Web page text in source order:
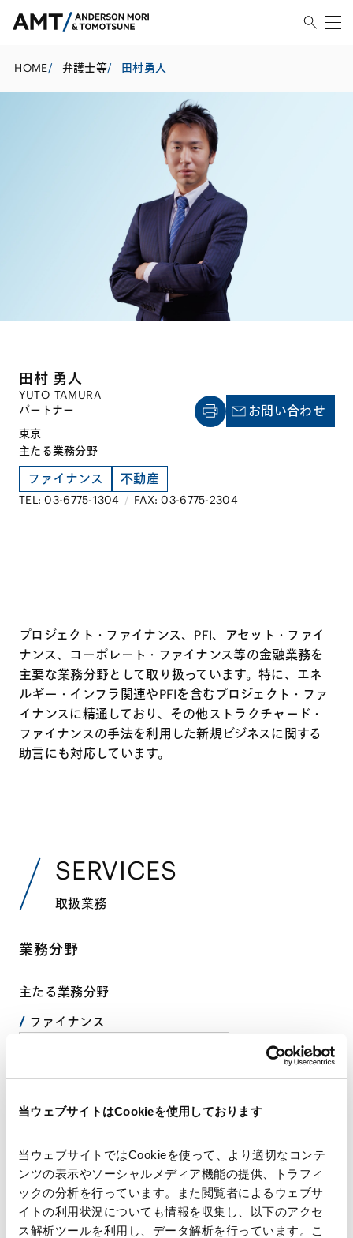
当ウェブサイトはCookieを使用しております
当ウェブサイトではCookieを使って、より適切なコンテ
ンツの表示やソーシャルメディア機能の提供、トラフィ
ックの分析を行っています。また閲覧者によるウェブサ
イトの利用状況についても情報を収集し、以下のアクセ
ス解析ツールを利用し、データ解析を行っています。こ
HOME/ 弁護士等/ 田村勇人
田村 勇人
YUTO TAMURA
パートナー
東京
主たる業務分野
ファイナンス 不動産
TEL: 03-6775-1304 / FAX: 03-6775-2304
お問い合わせ
プロジェクト・ファイナンス、PFI、アセット・ファイ
ナンス、コーポレート・ファイナンス等の金融業務を
主要な業務分野として取り扱っています。特に、エネ
ルギー・インフラ関連やPFIを含むプロジェクト・ファ
イナンスに精通しており、その他ストラクチャード・
ファイナンスの手法を利用した新規ビジネスに関する
助言にも対応しています。
SERVICES
取扱業務
業務分野
主たる業務分野
ファイナンス
その他の取扱分野
アセット・ファイナンス
不動産
不動産ファイナンス／REIT
産業分野